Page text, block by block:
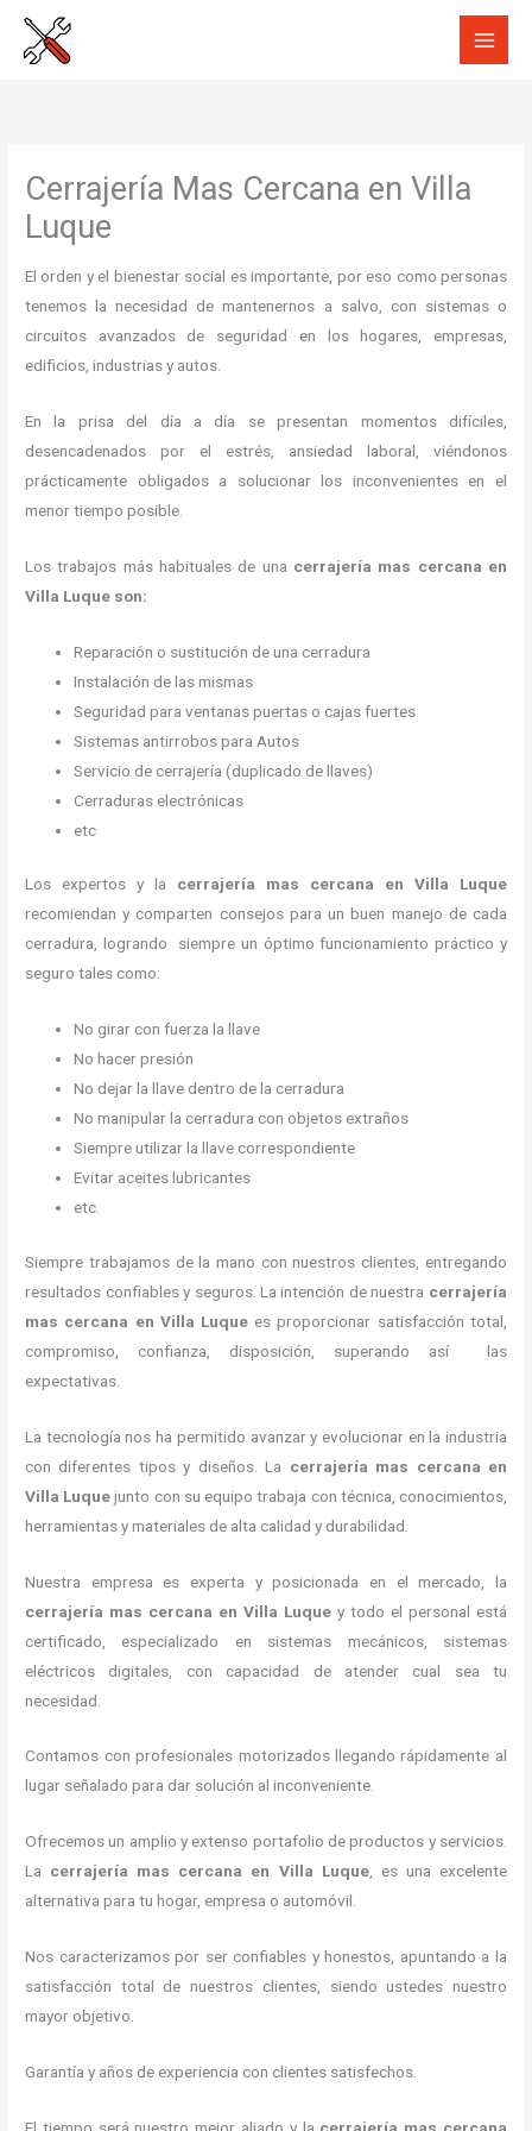
Cerrajería Mas Cercana en Villa
Luque
El orden y el bienestar social es importante, por eso como personas
tenemos la necesidad de mantenernos a salvo, con sistemas o
circuitos avanzados de seguridad en los hogares, empresas,
edificios, industrias y autos.
En la prisa del día a día se presentan momentos difíciles,
desencadenados por el estrés, ansiedad laboral, viéndonos
prácticamente obligados a solucionar los inconvenientes en el
menor tiempo posible.
Los trabajos más habituales de una cerrajería mas cercana en
Villa Luque son:
Reparación o sustitución de una cerradura
Instalación de las mismas
Seguridad para ventanas puertas o cajas fuertes
Sistemas antirrobos para Autos
Servicio de cerrajería (duplicado de llaves)
Cerraduras electrónicas
etc
Los expertos y la cerrajería mas cercana en Villa Luque
recomiendan y comparten consejos para un buen manejo de cada
cerradura, logrando siempre un óptimo funcionamiento práctico y
seguro tales como:
No girar con fuerza la llave
No hacer presión
No dejar la llave dentro de la cerradura
No manipular la cerradura con objetos extraños
Siempre utilizar la llave correspondiente
Evitar aceites lubricantes
etc.
Siempre trabajamos de la mano con nuestros clientes, entregando
resultados confiables y seguros. La intención de nuestra cerrajería
mas cercana en Villa Luque es proporcionar satisfacción total,
compromiso, confianza, disposición, superando así las
expectativas.
La tecnología nos ha permitido avanzar y evolucionar en la industria
con diferentes tipos y diseños. La cerrajería mas cercana en
Villa Luquejunto con su equipo trabaja con técnica, conocimientos,
herramientas y materiales de alta calidad y durabilidad.
Nuestra empresa es experta y posicionada en el mercado, la
cerrajería mas cercana en Villa Luque y todo el personal está
certificado, especializado en sistemas mecánicos, sistemas
eléctricos digitales, con capacidad de atender cual sea tu
necesidad.
Contamos con profesionales motorizados llegando rápidamente al
lugar señalado para dar solución al inconveniente.
Ofrecemos un amplio y extenso portafolio de productos y servicios.
La cerrajería mas cercana en Villa Luque, es una excelente
alternativa para tu hogar, empresa o automóvil.
Nos caracterizamos por ser confiables y honestos, apuntando a la
satisfacción total de nuestros clientes, siendo ustedes nuestro
mayor objetivo.
Garantía y años de experiencia con clientes satisfechos.